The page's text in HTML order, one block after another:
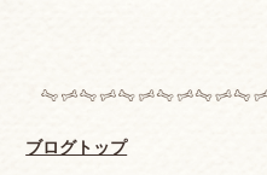
ブログトップ